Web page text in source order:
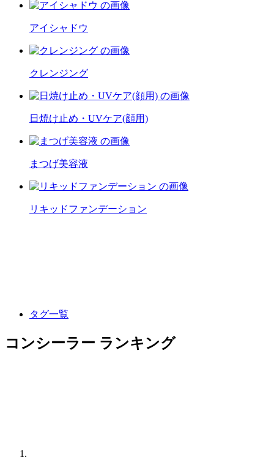
アイシャドウ
クレンジング
日焼け止め・UVケア(顔用)
まつげ美容液
リキッドファンデーション
タグ一覧
コンシーラー ランキング